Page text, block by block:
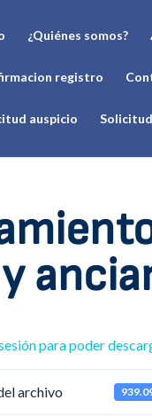
¿Quiénes somos?
registro
auspicio
para poder
archivo